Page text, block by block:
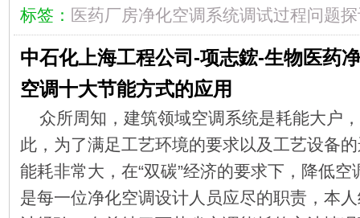
标签： 医药厂房净化空调系统调试过程问题
中石化上海工程公司-项志鋐-生物医药
空调十大节能方式的应用
众所周知，建筑领域空调系统是耗能大户
此，为了满足工艺环境的要求以及工艺设备
能耗非常大，在“双碳”经济的要求下，降低
是每一位净化空调设计人员应尽的职责，本